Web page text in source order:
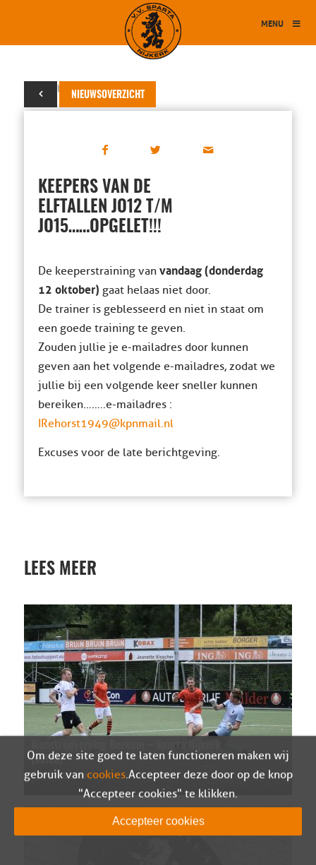
MENU
NIEUWSOVERZICHT
12 oktober 2017
KEEPERS VAN DE
ELFTALLEN JO12 T/M
JO15……OPGELET!!!
De keeperstraining van vandaag (donderdag
12 oktober) gaat helaas niet door.
De trainer is geblesseerd en niet in staat om
een goede training te geven.
Zouden jullie je e-mailadres door kunnen
geven aan het volgende e-mailadres, zodat we
jullie bij een volgende keer sneller kunnen
bereiken……..e-mailadres :
IRehorst1949@kpnmail.nl
Excuses voor de late berichtgeving.
LEES MEER
(oefen)
05-08-2026
Om deze site goed te laten functioneren maken wij
gebruik van cookies. Accepteer deze door op de knop
"Accepteer cookies" te klikken.
Accepteer cookies